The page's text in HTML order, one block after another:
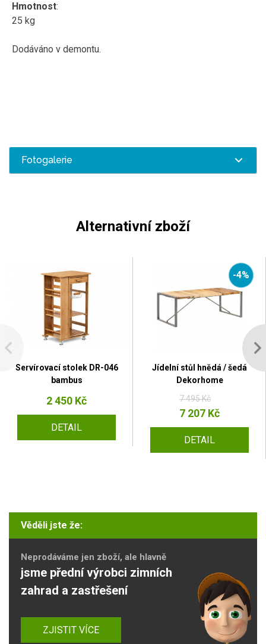
Hmotnost:
25 kg
Dodáváno v demontu.
Fotogalerie
Alternativní zboží
Servírovací stolek DR-046
bambus
2 450 Kč
DETAIL
-4%
Jídelní stůl hnědá / šedá
Dekorhome
7 495 Kč
7 207 Kč
DETAIL
Věděli jste že:
Neprodáváme jen zboží, ale hlavně
jsme přední výrobci zimních
zahrad a zastřešení
ZJISTIT VÍCE